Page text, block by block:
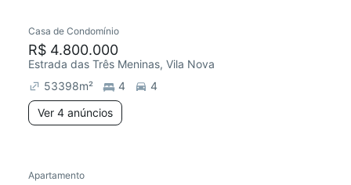
Casa de Condomínio
R$ 4.800.000
Estrada das Três Meninas, Vila Nova
53398m² 4
4
Ver 4 anúncios
Apartamento